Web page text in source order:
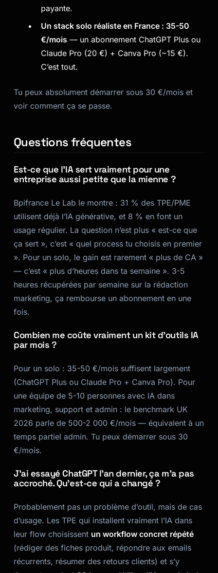
payante.
Un stack solo réaliste en France : 35-50
€/mois — un abonnement ChatGPT Plus ou
Claude Pro (20 €) + Canva Pro (~15 €).
C’est tout.
Tu peux absolument démarrer sous 30 €/mois et
voir comment ça se passe.
Questions fréquentes
Est-ce que l’IA sert vraiment pour une
entreprise aussi petite que la mienne ?
Bpifrance Le Lab le montre : 31 % des TPE/PME
utilisent déjà l’IA générative, et 8 % en font un
usage régulier. La question n’est plus « est-ce que
ça sert », c’est « quel process tu choisis en premier
». Pour un solo, le gain est rarement « plus de CA »
— c’est « plus d’heures dans ta semaine ». 3-5
heures récupérées par semaine sur la rédaction
marketing, ça rembourse un abonnement en une
fois.
Combien me coûte vraiment un kit d’outils IA
par mois ?
Pour un solo : 35-50 €/mois suffisent largement
(ChatGPT Plus ou Claude Pro + Canva Pro). Pour
une équipe de 5-10 personnes avec IA dans
marketing, support et admin : le benchmark UK
2026 parle de 500-2 000 €/mois — équivalent à un
temps partiel admin. Tu peux démarrer sous 30
€/mois.
J’ai essayé ChatGPT l’an dernier, ça m’a pas
accroché. Qu’est-ce qui a changé ?
Probablement pas un problème d’outil, mais de cas
d’usage. Les TPE qui installent vraiment l’IA dans
leur flow choisissent un workflow concret répété
(rédiger des fiches produit, répondre aux emails
récurrents, résumer des retours clients) et s’y